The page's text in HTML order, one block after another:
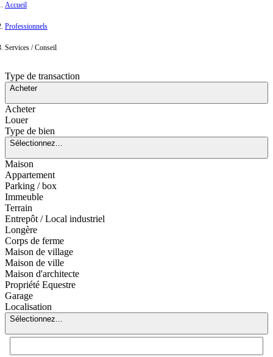
Accueil
Professionnels
Services / Conseil
Type de transaction
Acheter
Acheter
Louer
Type de bien
Sélectionnez...
Maison
Appartement
Parking / box
Immeuble
Terrain
Entrepôt / Local industriel
Longère
Corps de ferme
Maison de village
Maison de ville
Maison d'architecte
Propriété Equestre
Garage
Localisation
Sélectionnez...